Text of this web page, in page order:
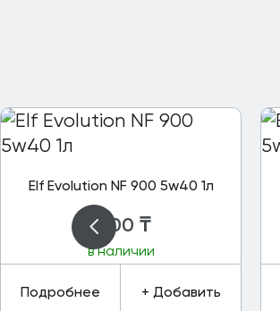
Elf Evolution NF 900 5w40 1л
7000 ₸
в наличии
Подробнее + Добавить